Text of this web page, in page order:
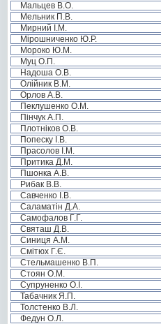
Мальцев В.О.
Мельник П.В.
Мирний І.М.
Мірошниченко Ю.Р.
Мороко Ю.М.
Муц О.П.
Надоша О.В.
Олійник В.М.
Орлов А.В.
Пеклушенко О.М.
Пінчук А.П.
Плотніков О.В.
Попеску І.В.
Прасолов І.М.
Притика Д.М.
Пшонка А.В.
Рибак В.В.
Савченко І.В.
Саламатін Д.А.
Самофалов Г.Г.
Святаш Д.В.
Синиця А.М.
Смітюх Г.Є.
Стельмашенко В.П.
Стоян О.М.
Супруненко О.І.
Табачник Я.П.
Толстенко В.Л.
Федун О.Л.